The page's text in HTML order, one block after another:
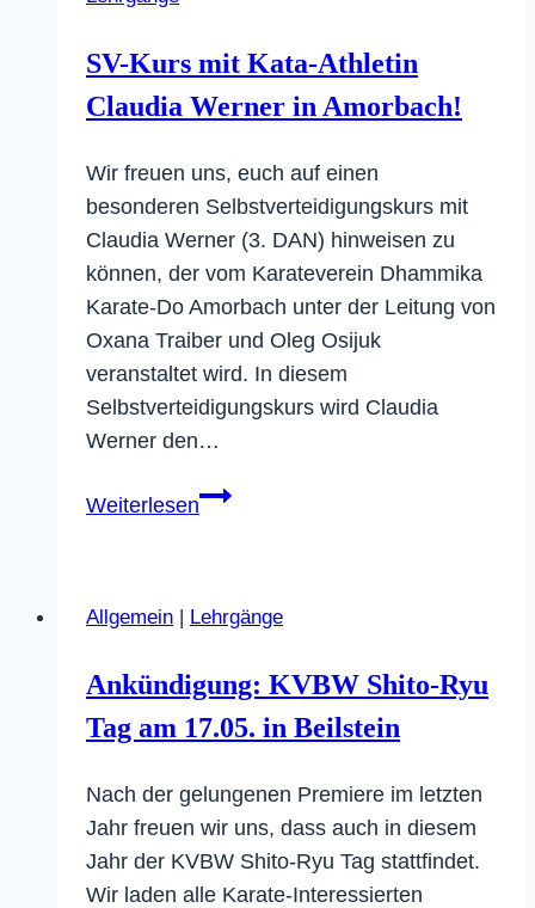
SV-Kurs mit Kata-Athletin
Claudia Werner in Amorbach!
Wir freuen uns, euch auf einen
besonderen Selbstverteidigungskurs mit
Claudia Werner (3. DAN) hinweisen zu
können, der vom Karateverein Dhammika
Karate-Do Amorbach unter der Leitung von
Oxana Traiber und Oleg Osijuk
veranstaltet wird. In diesem
Selbstverteidigungskurs wird Claudia
Werner den…
WeiterlesenSV-
Athletin
Werner
in
Allgemein | Lehrgänge
Ankündigung: KVBW Shito-Ryu
Tag am 17.05. in Beilstein
Nach der gelungenen Premiere im letzten
Jahr freuen wir uns, dass auch in diesem
Jahr der KVBW Shito-Ryu Tag stattfindet.
Wir laden alle Karate-Interessierten